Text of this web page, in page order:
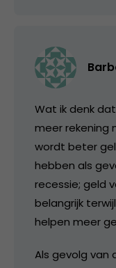
Wat ik denk
meer rekening
wordt beter
hebben als
recessie; geld
belangrijk
helpen meer
Als gevolg